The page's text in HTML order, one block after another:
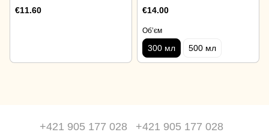
€11.60 €14.00
Об’єм
300 мл 500 мл
+421 905 177 028 +421 905 177 028